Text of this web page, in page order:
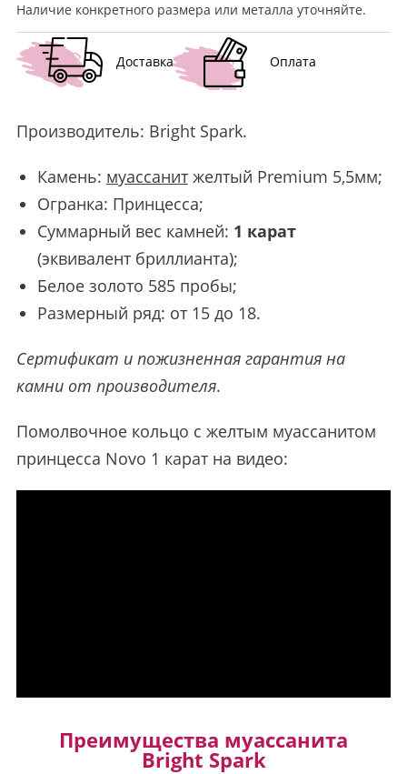
Наличие конкретного размера или металла уточняйте.
Доставка Оплата
Производитель: Bright Spark.
Камень: муассанитжелтый Premium 5,5мм;
Огранка: Принцесса;
Суммарный вес камней: 1 карат
(эквивалент бриллианта);
Белое золото 585 пробы;
Размерный ряд: от 15 до 18.
Сертификат и пожизненная гарантия на
камни от производителя.
Помолвочное кольцо с желтым муассанитом
принцесса Novo 1 карат на видео:
Преимущества муассанита
Bright Spark